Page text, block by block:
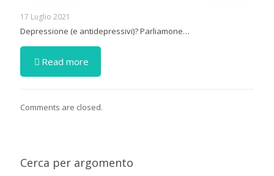
17 Luglio 2021
Depressione (e antidepressivi)? Parliamone…
Read more
Comments are closed.
Cerca per argomento